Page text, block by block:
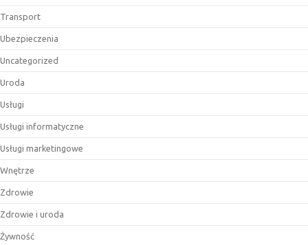
Transport
Ubezpieczenia
Uncategorized
Uroda
Usługi
Usługi informatyczne
Usługi marketingowe
Wnętrze
Zdrowie
Zdrowie i uroda
Żywność